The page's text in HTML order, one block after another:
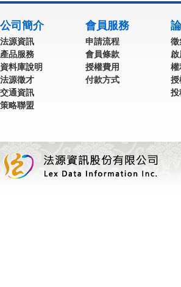
公司簡介
法源資訊
產品服務
資料庫說明
法源徵才
交通資訊
策略聯盟
會員服務
申請流程
會員條款
授權費用
付款方式
徵
權
授
投